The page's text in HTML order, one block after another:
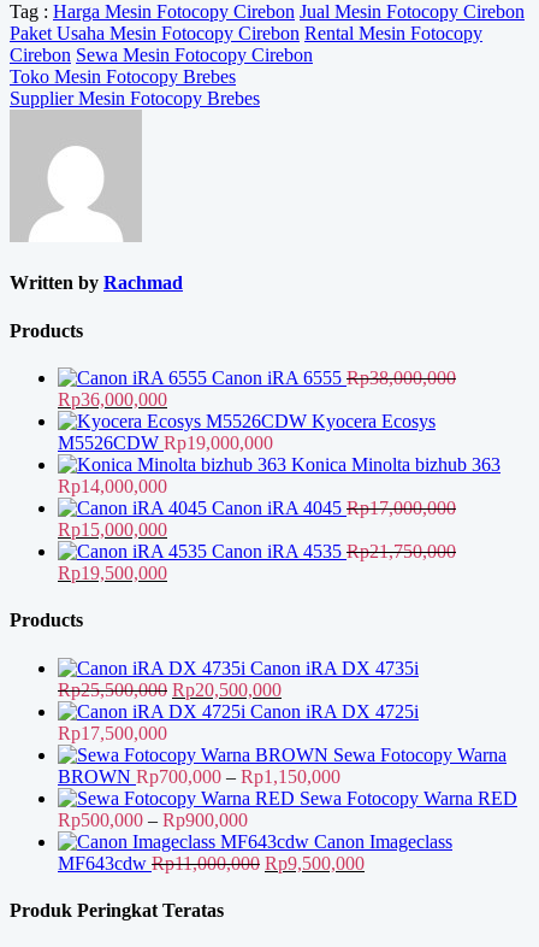
Tag : Harga Mesin Fotocopy Cirebon Jual Mesin Fotocopy Cirebon
Paket Usaha Mesin Fotocopy Cirebon Rental Mesin Fotocopy
Cirebon Sewa Mesin Fotocopy Cirebon
Navigasi
pos
Toko Mesin Fotocopy Brebes
Supplier Mesin Fotocopy Brebes
Written by Rachmad
Products
Canon iRA 6555 Rp38,000,000
Harga
aslinya
adalah:
Rp38,000,000.
Rp36,000,000Harga
saat
ini
adalah:
Rp36,000,000.
Kyocera Ecosys
M5526CDW Rp19,000,000
Konica Minolta bizhub 363
Rp14,000,000
Canon iRA 4045 Rp17,000,000
Harga
aslinya
adalah:
Rp15,000,000Harga
saat
ini
Canon iRA 4535 Rp21,750,000
Harga
adalah:
Rp19,500,000Harga
Rp19,500,000.
Products
Canon iRA DX 4735i
Rp25,500,000 Harga
aslinya
Rp25,500,000.
Rp20,500,000Harga
saat
adalah:
Rp20,500,000.
Canon iRA DX 4725i
Rp17,500,000
Sewa Fotocopy Warna
BROWN Rp700,000 – Rp1,150,000Rentang
harga:
hingga
Rp1,150,000
Sewa Fotocopy Warna RED
Rp500,000 – Rp900,000Rentang
harga:
Rp500,000
Canon Imageclass
MF643cdw Rp11,000,000 Harga
Rp9,500,000Harga
Produk Peringkat Teratas